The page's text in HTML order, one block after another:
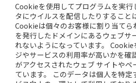
Cookieを使用してプログラムを実行
タにウイルスを配信したりすること
Cookieは個々のお客様に割り当てら
を発行したドメインにあるウェブサ
れないようになっています。
ジやサービスの利用率が高いかを確
がアクセスされたウェブ サイトや
ています。 このデータは個人を特定